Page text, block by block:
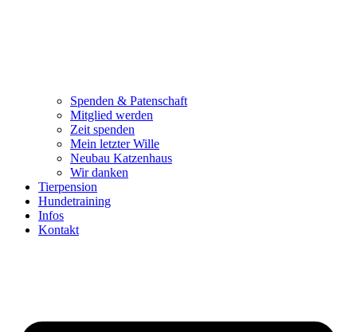
Spenden & Patenschaft
Mitglied werden
Zeit spenden
Mein letzter Wille
Neubau Katzenhaus
Wir danken
Tierpension
Hundetraining
Infos
Kontakt